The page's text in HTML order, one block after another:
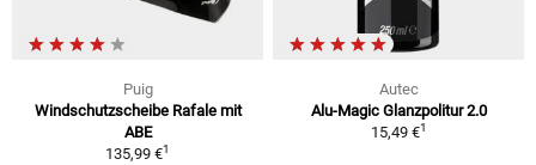
Puig
Windschutzscheibe Rafale mit
ABE
135,99 €1
Autec
Alu-Magic Glanzpolitur 2.0
15,49 €1